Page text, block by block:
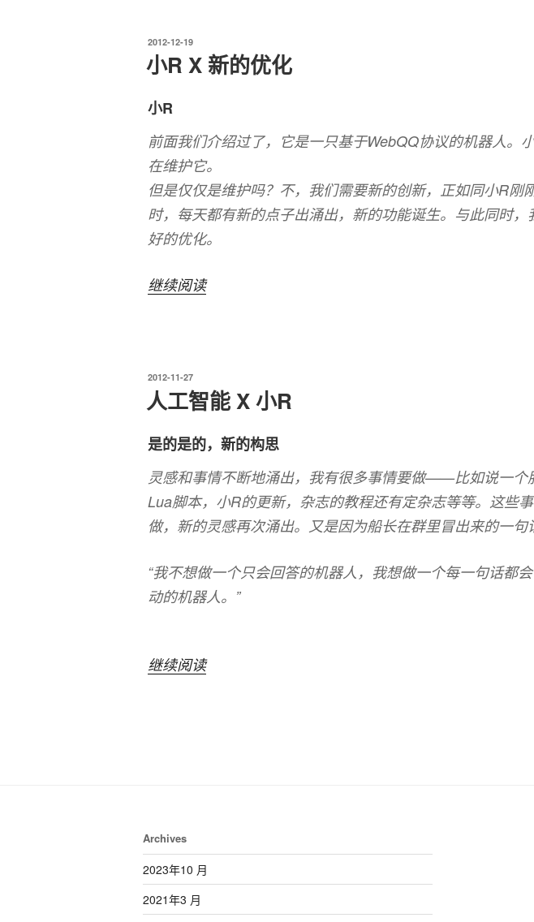
管
及
建
议”
发
布
于
2012-12-19
小R X 新的优化
小R
前面我们介绍过了，它是一只基于WebQQ协议的机器人。
在维护它。
但是仅仅是维护吗？不，我们需要新的创新，正如同小R刚
时，每天都有新的点子出涌出，新的功能诞生。与此同时，
好的优化。
继续阅读“小
优
发
布
于
2012-11-27
人工智能 X 小R
是的是的，新的构思
灵感和事情不断地涌出，我有很多事情要做——比如说一个
Lua脚本，小R的更新，杂志的教程还有定杂志等等。这些
做，新的灵感再次涌出。又是因为船长在群里冒出来的一
“我不想做一个只会回答的机器人，我想做一个每一句话都
动的机器人。”
继续阅读“人
Archives
2023年10 月
2021年3 月